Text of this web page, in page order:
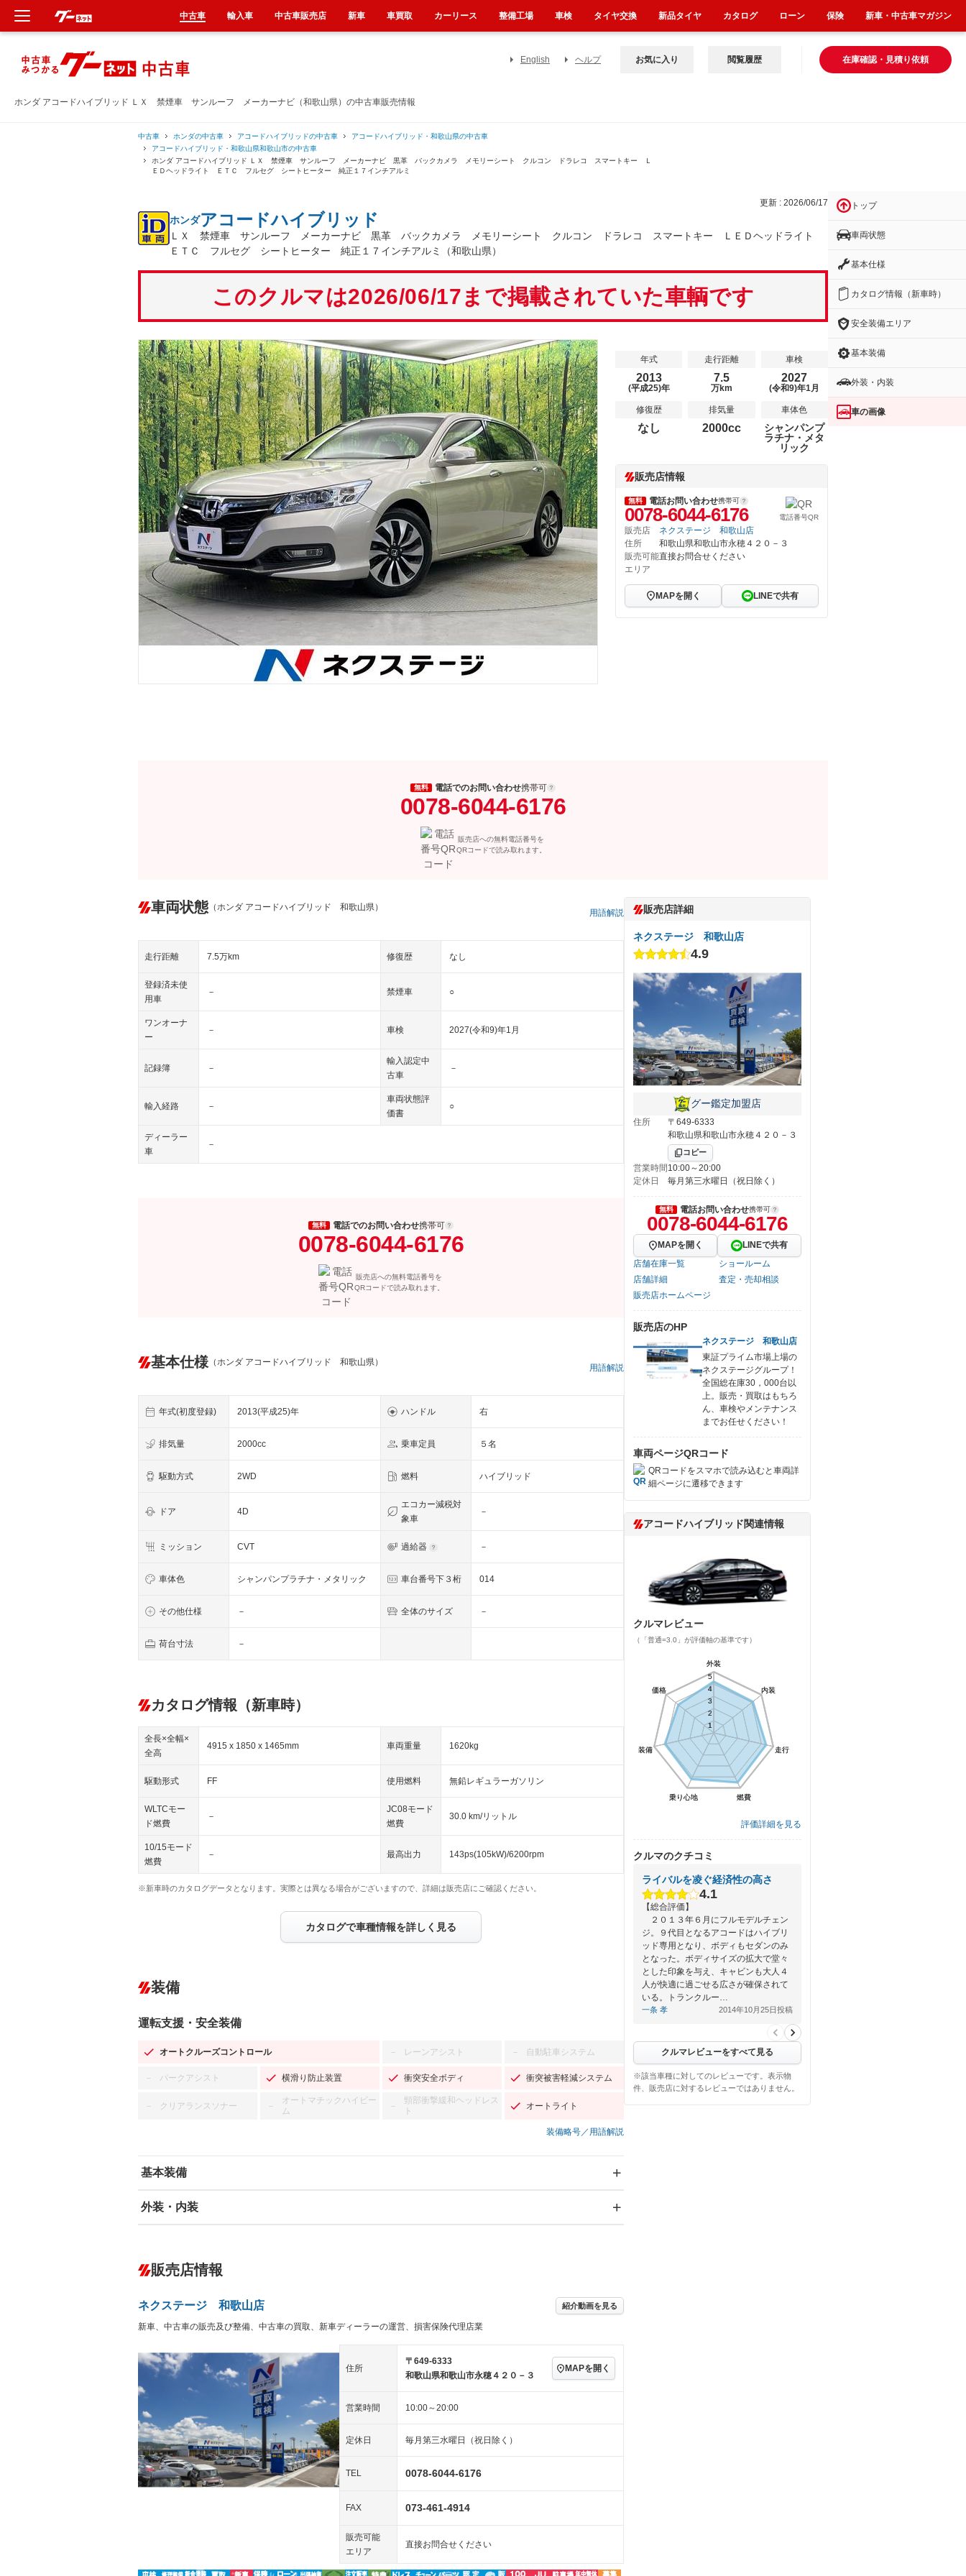
ホンダ アコードハイブリッド ＬＸ 禁煙車 サンルーフ メーカーナビ（和歌山県）の中古車販売情報
English ヘルプ 在庫確認・見積り依頼
お気に入り 閲覧履歴
中古車 ホンダの中古車 アコードハイブリッドの中古車
アコードハイブリッド・和歌山県の中古車
アコードハイブリッド・和歌山県和歌山市の中古車
ホンダ アコードハイブリッド ＬＸ 禁煙車 サンルーフ メーカーナビ 黒革 バックカメラ メモリーシート クルコン ドラレコ スマートキー Ｌ
ＥＤヘッドライト ＥＴＣ フルセグ シートヒーター 純正１７インチアルミ
更新 : 2026/06/17
ホンダアコードハイブリッド
ＬＸ 禁煙車 サンルーフ メーカーナビ 黒革 バックカメラ メモリーシート クルコン ドラレコ スマートキー ＬＥＤヘッドライト
ＥＴＣ フルセグ シートヒーター 純正１７インチアルミ（和歌山県）
このクルマは2026/06/17まで掲載されていた車輌です
年式
2013
(平成25)年
走行距離
7.5
万km
車検
2027
(令和9)年1月
修復歴
なし
排気量
2000cc
車体色
シャンパンプ
ラチナ・メタ
リック
販売店情報
無料 電話お問い合わせ携帯可
0078-6044-6176 電話番号QR
販売店
ネクステージ 和歌山店
住所
和歌山県和歌山市永穂４２０－３
販売可能
エリア
直接お問合せください
MAPを開く LINEで共有
無料 電話でのお問い合わせ携帯可
0078-6044-6176
販売店への無料電話番号を
QRコードで読み取れます。
車両状態 （ホンダ アコードハイブリッド 和歌山県）
用語解説
走行距離 7.5万km 修復歴 なし
登録済未使
用車
－ 禁煙車 ○
ワンオーナ
ー
－ 車検 2027(令和9)年1月
記録簿 －
輸入認定中
古車
－
輸入経路 －
車両状態評
価書
○
ディーラー
車
－
無料 電話でのお問い合わせ携帯可
0078-6044-6176
販売店への無料電話番号を
QRコードで読み取れます。
基本仕様 （ホンダ アコードハイブリッド 和歌山県）
用語解説
年式(初度登録) 2013(平成25)年 ハンドル 右
排気量 2000cc 乗車定員 ５名
駆動方式 2WD 燃料 ハイブリッド
ドア 4D
エコカー減税対
象車
－
ミッション CVT 過給器 －
車体色 シャンパンプラチナ・メタリック 車台番号下３桁 014
その他仕様 － 全体のサイズ －
荷台寸法 －
カタログ情報（新車時）
全長×全幅×
全高
4915 x 1850 x 1465mm 車両重量 1620kg
駆動形式 FF 使用燃料 無鉛レギュラーガソリン
WLTCモー
ド燃費
－
JC08モード
燃費
30.0 km/リットル
10/15モード
燃費
－ 最高出力 143ps(105kW)/6200rpm
※新車時のカタログデータとなります。実際とは異なる場合がございますので、詳細は販売店にご確認ください。
カタログで車種情報を詳しく見る
装備
運転支援・安全装備
オートクルーズコントロール － レーンアシスト － 自動駐車システム
－ パークアシスト 横滑り防止装置 衝突安全ボディ 衝突被害軽減システム
－ クリアランスソナー －
オートマチックハイビー
ム
－
頸部衝撃緩和ヘッドレス
ト
オートライト
装備略号／用語解説
基本装備
エアバッグ：運転席/助手席/サイド
－ ダウンヒルアシストコントロール
Bluetooth接続 センターデフロック
装備略号／用語解説
外装・内装
オーディオ：CDまたはCDチェンジャー／ミュージック
プレイヤー接続可／ミュージックサーバー
－
ヘッドライトウォッシャ
ー
キーレス
LEDヘッドランプ － HID(キセノンライト) － ポータブルナビ
ETC － エアロ スマートキー ローダウン
ランフラットタイヤ 3列シート ベンチシート
－ － チップアップシート オットマン
シートヒーター － ウォークスルー 後席モニター
－ フロントカメラ － シートエアコン
－ ルーフレール － エアサスペンション
販売店情報
ネクステージ 和歌山店 紹介動画を見る
新車、中古車の販売及び整備、中古車の買取、新車ディーラーの運営、損害保険代理店業
住所
〒649-6333
和歌山県和歌山市永穂４２０－３
MAPを開く
営業時間 10:00～20:00
定休日 毎月第三水曜日（祝日除く）
TEL 0078-6044-6176
FAX 073-461-4914
販売可能
エリア
直接お問合せください
販売店詳細
ネクステージ 和歌山店
4.9
グー鑑定加盟店
住所
〒649-6333
和歌山県和歌山市永穂４２０－３
コピー
営業時間10:00～20:00
定休日
毎月第三水曜日（祝日除く）
無料 電話お問い合わせ携帯可
0078-6044-6176
MAPを開く
LINEで共有
店舗在庫一覧
ショールーム
店舗詳細
査定・売却相談
販売店ホームページ
販売店のHP
ネクステージ 和歌山店
東証プライム市場上場の
ネクステージグループ！
全国総在庫30，000台以
上。販売・買取はもちろ
ん、車検やメンテナンス
までお任せください！
車両ページQRコード
QRコードをスマホで読み込むと車両詳
細ページに遷移できます
アコードハイブリッド関連情報
クルマレビュー
（「普通=3.0」が評価軸の基準です）
外装
内装
走行
燃費
乗り心地
装備
価格
1
2
3
4
5
外装
内装
走行
燃費
乗り心地
装備
価格
1
2
3
4
5
評価詳細を見る
クルマのクチコミ
ライバルを凌ぐ経済性の高さ
4.1
【総合評価】
２０１３年６月にフルモデルチェン
ジ。９代目となるアコードはハイブリ
ッド専用となり、ボディもセダンのみ
となった。ボディサイズの拡大で堂々
とした印象を与え、キャビンも大人４
人が快適に過ごせる広さが確保されて
いる。トランクルー…
一条 孝 2014年10月25日投稿
クルマレビューをすべて見る
※該当車種に対してのレビューです。表示物
件、販売店に対するレビューではありません。
トップ
車両状態
基本仕様
カタログ情報（新車時）
安全装備エリア
基本装備
外装・内装
車の画像
中古車 輸入車 中古車販売店 新車 車買取 カーリース 整備工場 車検 タイヤ交換 新品タイヤ カタログ ローン 保険 新車・中古車マガジン
新車
中古車